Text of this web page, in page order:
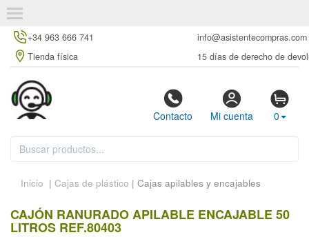
+34 963 666 741
info@asistentecompras.com
Tienda física
15 días de derecho de
Contacto Mi cuenta 0
Inicio | Cajas de plástico | Cajas apilables y encajables
CAJÓN RANURADO APILABLE ENCAJABLE 50
LITROS REF.80403